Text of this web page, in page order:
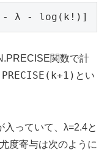
- λ - log(k!)]
関数で計
とい
入っていて、λ=2.4と
度寄与は次のように